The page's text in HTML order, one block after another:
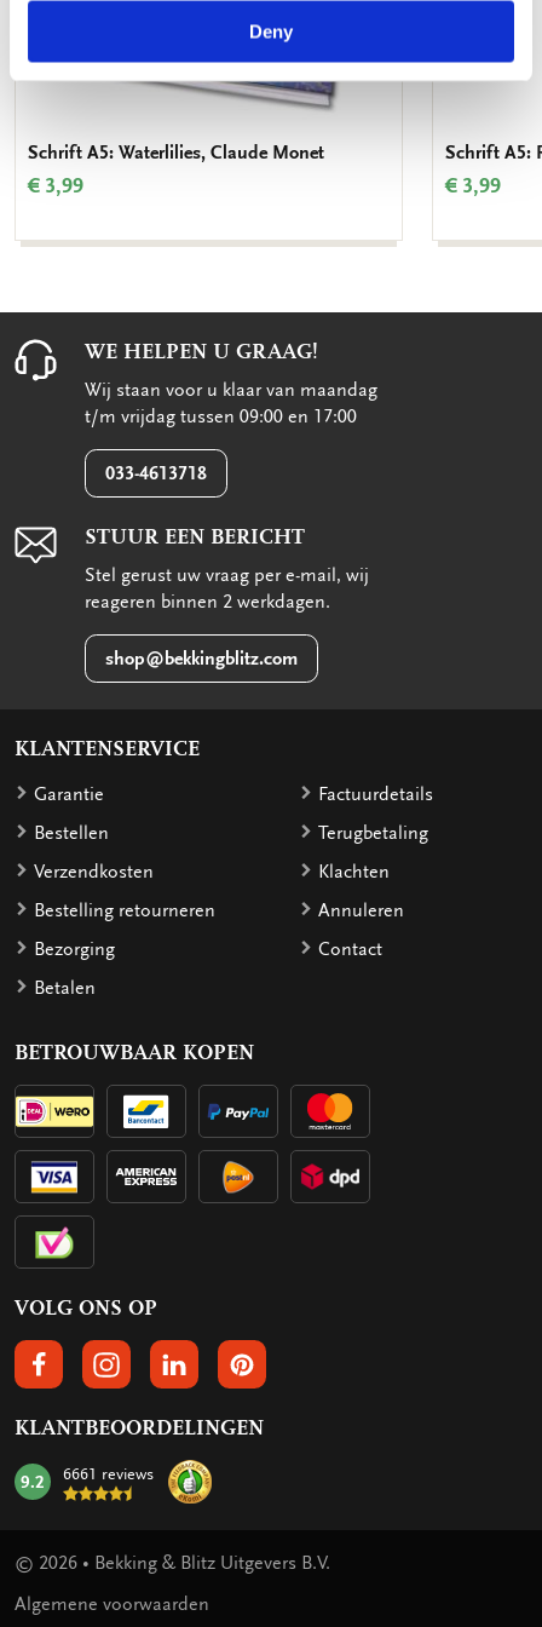
Deny
Schrift A5: Waterlilies, Claude Monet
€ 3,99
Schrift A5:
€ 3,99
WE HELPEN U GRAAG!
Wij staan voor u klaar van maandag
t/m vrijdag tussen 09:00 en 17:00
033-4613718
STUUR EEN BERICHT
Stel gerust uw vraag per e-mail, wij
reageren binnen 2 werkdagen.
shop@bekkingblitz.com
KLANTENSERVICE
Garantie
Bestellen
Verzendkosten
Bestelling retourneren
Bezorging
Betalen
Factuurdetails
Terugbetaling
Klachten
Annuleren
Contact
BETROUWBAAR KOPEN
VOLG ONS OP
VOLGS ONS OP FACEBOOK
VOLG ONS OP INSTAGRAM
VOLG ONS OP LINKEDIN
VOLG ONS OP PINTEREST
KLANTBEOORDELINGEN
mark:
9.2 6661 reviews
© 2026 • Bekking & Blitz Uitgevers B.V.
Algemene voorwaarden